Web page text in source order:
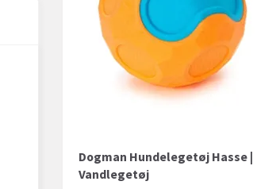
Dogman Hundelegetøj Hasse |
Vandlegetøj